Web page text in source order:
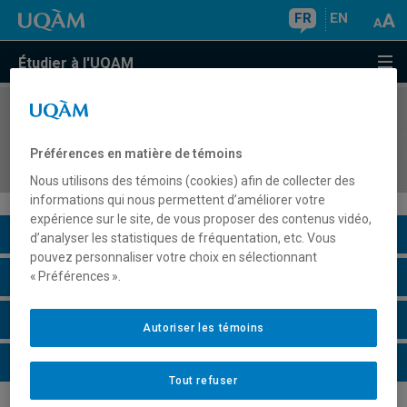
FR EN
Étudier à l'UQAM
COURS//
l'imagerie de synthèse 3D
Description du cours
Horaire - Été 2026
Horaire - Automne 2026
Horaire - Hiver 2027
Préférences en matière de témoins
Nous utilisons des témoins (cookies) afin de collecter des
informations qui nous permettent d’améliorer votre
expérience sur le site, de vous proposer des contenus vidéo,
d’analyser les statistiques de fréquentation, etc. Vous
pouvez personnaliser votre choix en sélectionnant
« Préférences ».
Tout refuser
Autoriser les témoins